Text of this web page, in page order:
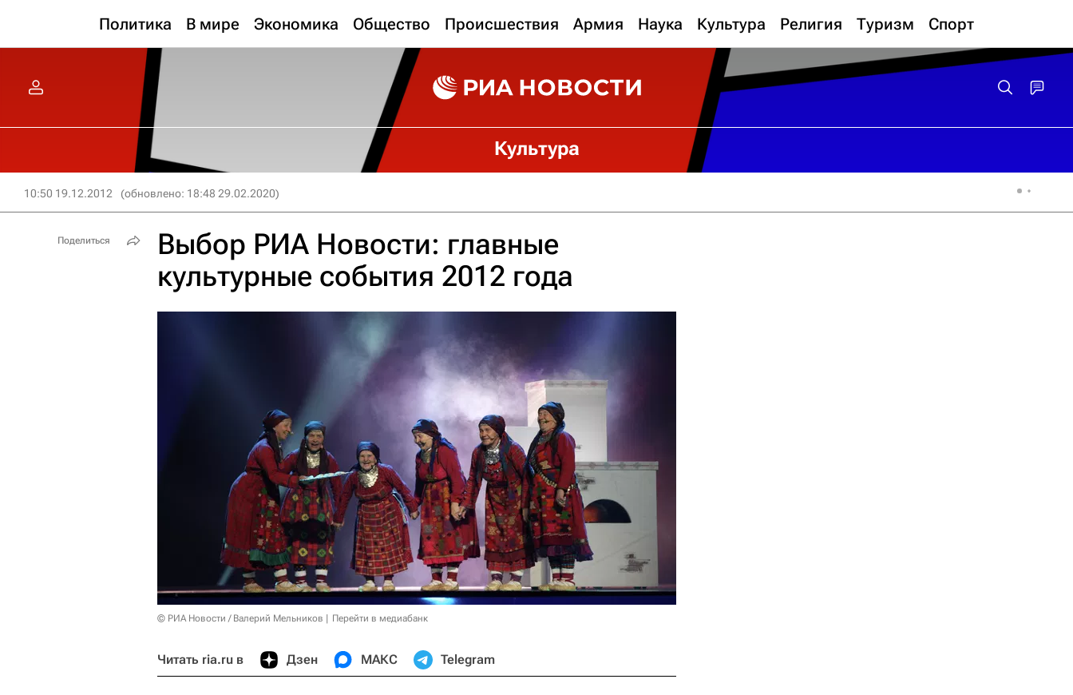
Политика В мире Экономика Общество Происшествия Армия Наука Культура Религия Туризм Спорт
Культура
10:50 19.12.2012 (обновлено: 18:48 29.02.2020)
Выбор РИА Новости: главные
культурные события 2012 года
© РИА Новости / Валерий Мельников Перейти в медиабанк
Читать ria.ru в Дзен МАКС Telegram
Поделиться